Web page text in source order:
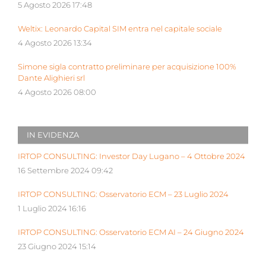
5 Agosto 2026 17:48
Weltix: Leonardo Capital SIM entra nel capitale sociale
4 Agosto 2026 13:34
Simone sigla contratto preliminare per acquisizione 100%
Dante Alighieri srl
4 Agosto 2026 08:00
IN EVIDENZA
IRTOP CONSULTING: Investor Day Lugano – 4 Ottobre 2024
16 Settembre 2024 09:42
IRTOP CONSULTING: Osservatorio ECM – 23 Luglio 2024
1 Luglio 2024 16:16
IRTOP CONSULTING: Osservatorio ECM AI – 24 Giugno 2024
23 Giugno 2024 15:14